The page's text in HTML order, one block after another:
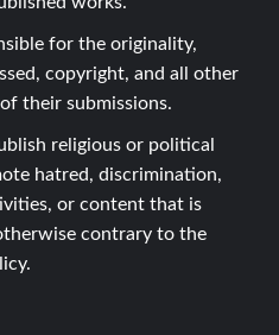
for the originality,
copyright, and all other
their submissions.
religious or political
hatred, discrimination,
or content that is
contrary to the